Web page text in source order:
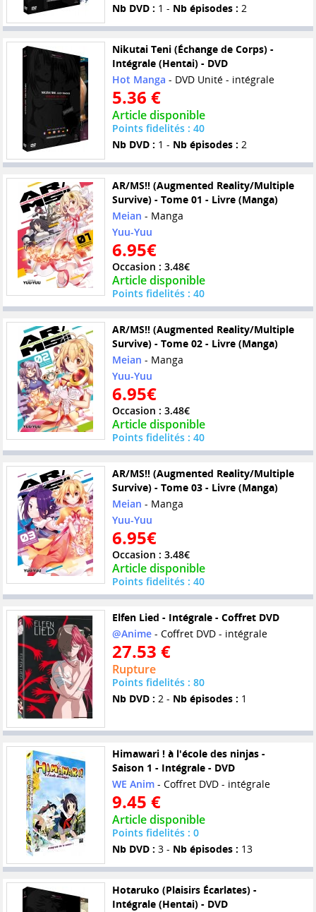
Nb DVD : 1 - Nb épisodes : 2
Nikutai Teni (Échange de Corps) -
Intégrale (Hentai) - DVD
Hot Manga - DVD Unité - intégrale
5.36 €
Article disponible
Points fidelités : 40
Nb DVD : 1 - Nb épisodes : 2
AR/MS!! (Augmented Reality/Multiple
Survive) - Tome 01 - Livre (Manga)
Meian - Manga
Yuu-Yuu
6.95€
Occasion : 3.48€
Article disponible
Points fidelités : 40
AR/MS!! (Augmented Reality/Multiple
Survive) - Tome 02 - Livre (Manga)
Meian - Manga
Yuu-Yuu
6.95€
Occasion : 3.48€
Article disponible
Points fidelités : 40
AR/MS!! (Augmented Reality/Multiple
Survive) - Tome 03 - Livre (Manga)
Meian - Manga
Yuu-Yuu
6.95€
Occasion : 3.48€
Article disponible
Points fidelités : 40
Elfen Lied - Intégrale - Coffret DVD
@Anime- Coffret DVD - intégrale
27.53 €
Rupture
Points fidelités : 80
Nb DVD : 2 - Nb épisodes : 1
Himawari ! à l'école des ninjas -
Saison 1 - Intégrale - DVD
WE Anim- Coffret DVD - intégrale
9.45 €
Article disponible
Points fidelités : 0
Nb DVD : 3 - Nb épisodes : 13
Hotaruko (Plaisirs Écarlates) -
Intégrale (Hentai) - DVD